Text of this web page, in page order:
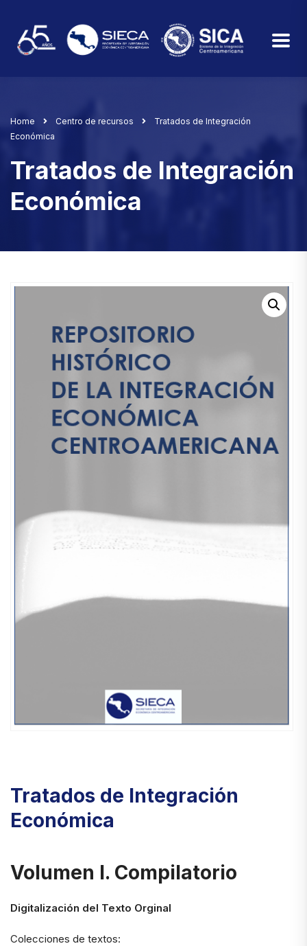
Home Centro de recursos
Tratados de Integración
Económica
Tratados de Integración
Económica
Tratados de Integración
Económica
Volumen I. Compilatorio
Digitalización del Texto Orginal
Colecciones de textos: